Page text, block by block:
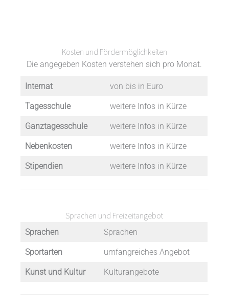
Kosten und Fördermöglichkeiten
Die angegeben Kosten verstehen sich pro Monat.
Internat von bis in Euro
Tagesschule weitere Infos in Kürze
Ganztagesschule weitere Infos in Kürze
Nebenkosten weitere Infos in Kürze
Stipendien weitere Infos in Kürze
Sprachen und Freizeitangebot
Sprachen Sprachen
Sportarten umfangreiches Angebot
Kunst und Kultur Kulturangebote